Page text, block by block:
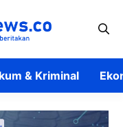
& Kriminal